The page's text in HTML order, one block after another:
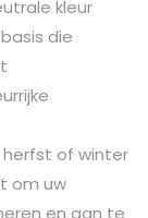
kleur
die
of winter
om uw
en aan te